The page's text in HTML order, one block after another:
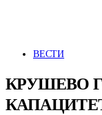
ВЕСТИ
КРУШЕВО